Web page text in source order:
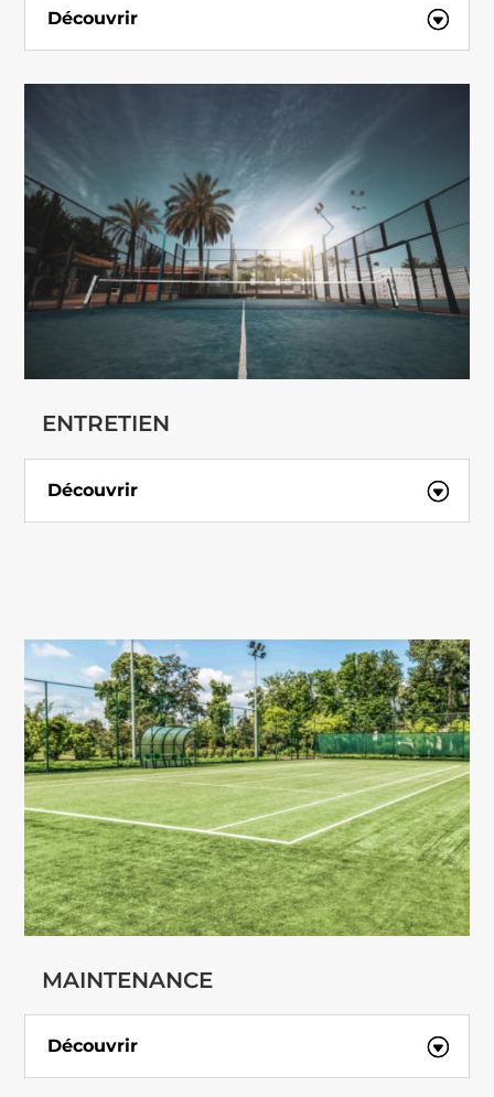
Découvrir
ENTRETIEN
Découvrir
MAINTENANCE
Découvrir